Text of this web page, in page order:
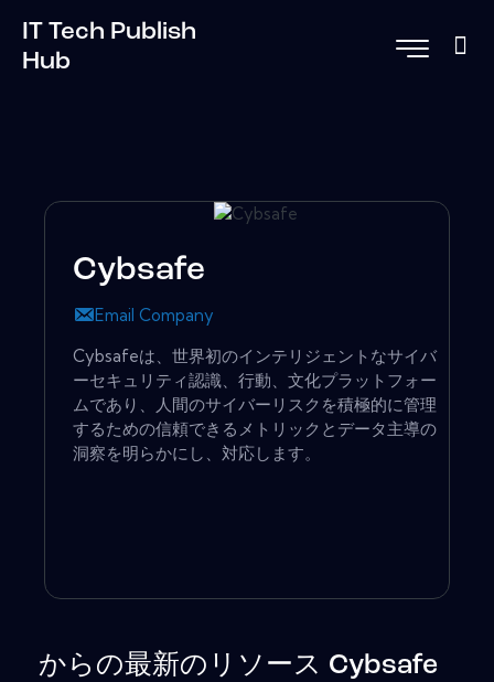
IT Tech Publish
Hub
Cybsafe
Email Company
Cybsafeは、世界初のインテリジェントなサイバ
ーセキュリティ認識、行動、文化プラットフォー
ムであり、人間のサイバーリスクを積極的に管理
するための信頼できるメトリックとデータ主導の
洞察を明らかにし、対応します。
からの最新のリソース Cybsafe